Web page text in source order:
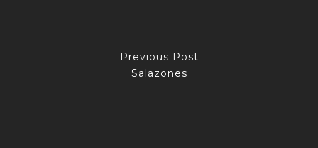
Previous Post
Salazones